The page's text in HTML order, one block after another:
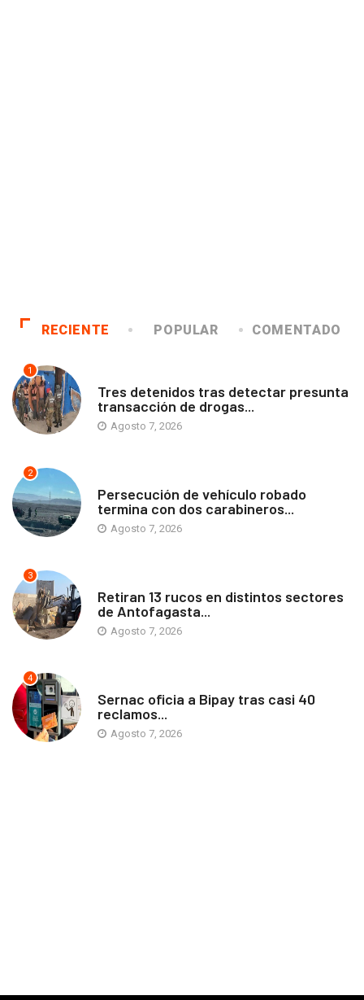
RECIENTE POPULAR COMENTADO
1
Tres detenidos tras detectar presunta
transacción de drogas...
Agosto 7, 2026
2
Persecución de vehículo robado
termina con dos carabineros...
Agosto 7, 2026
3
Retiran 13 rucos en distintos sectores
de Antofagasta...
Agosto 7, 2026
4
Sernac oficia a Bipay tras casi 40
reclamos...
Agosto 7, 2026